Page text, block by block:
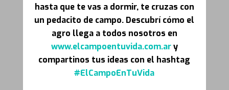
hasta que te vas a dormir, te cruzas con
un pedacito de campo. Descubrí cómo el
agro llega a todos nosotros en
www.elcampoentuvida.com.ary
compartinos tus ideas con el hashtag
#ElCampoEnTuVida